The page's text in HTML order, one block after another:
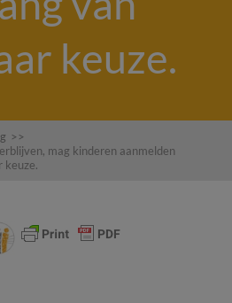
keuze.
>>
mag kinderen aanmelden
keuze.